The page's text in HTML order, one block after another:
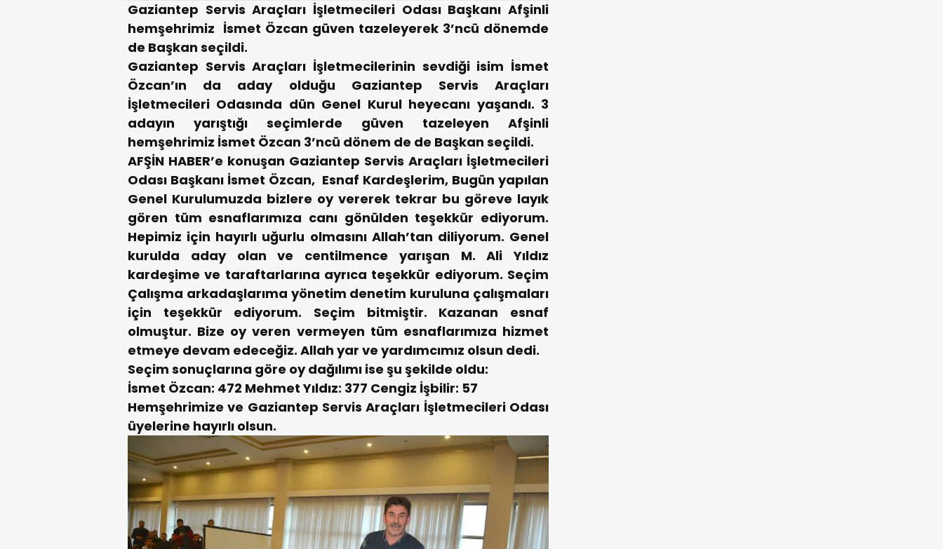
Gaziantep Servis Araçları İşletmecileri Odası Başkanı Afşinli
hemşehrimiz İsmet Özcan güven tazeleyerek 3’ncü dönemde
de Başkan seçildi.
Gaziantep Servis Araçları İşletmecilerinin sevdiği isim İsmet
Özcan’ın da aday olduğu Gaziantep Servis Araçları
İşletmecileri Odasında dün Genel Kurul heyecanı yaşandı. 3
adayın yarıştığı seçimlerde güven tazeleyen Afşinli
hemşehrimiz İsmet Özcan 3’ncü dönem de de Başkan seçildi.
AFŞİN HABER’e konuşan Gaziantep Servis Araçları İşletmecileri
Odası Başkanı İsmet Özcan, Esnaf Kardeşlerim, Bugün yapılan
Genel Kurulumuzda bizlere oy vererek tekrar bu göreve layık
gören tüm esnaflarımıza canı gönülden teşekkür ediyorum.
Hepimiz için hayırlı uğurlu olmasını Allah’tan diliyorum. Genel
kurulda aday olan ve centilmence yarışan M. Ali Yıldız
kardeşime ve taraftarlarına ayrıca teşekkür ediyorum. Seçim
Çalışma arkadaşlarıma yönetim denetim kuruluna çalışmaları
için teşekkür ediyorum. Seçim bitmiştir. Kazanan esnaf
olmuştur. Bize oy veren vermeyen tüm esnaflarımıza hizmet
etmeye devam edeceğiz. Allah yar ve yardımcımız olsun dedi.
Seçim sonuçlarına göre oy dağılımı ise şu şekilde oldu:
İsmet Özcan: 472 Mehmet Yıldız: 377 Cengiz İşbilir: 57
Hemşehrimize ve Gaziantep Servis Araçları İşletmecileri Odası
üyelerine hayırlı olsun.